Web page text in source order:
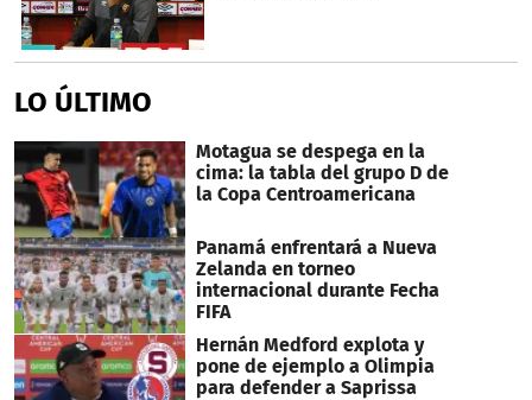
LO ÚLTIMO
Motagua se despega en la
cima: la tabla del grupo D de
la Copa Centroamericana
Panamá enfrentará a Nueva
Zelanda en torneo
internacional durante Fecha
FIFA
Hernán Medford explota y
pone de ejemplo a Olimpia
para defender a Saprissa